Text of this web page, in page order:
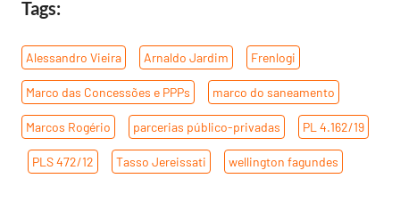
Tags:
Alessandro Vieira Arnaldo Jardim Frenlogi
Marco das Concessões e PPPs marco do saneamento
Marcos Rogério parcerias público-privadas PL 4.162/19
PLS 472/12 Tasso Jereissati wellington fagundes